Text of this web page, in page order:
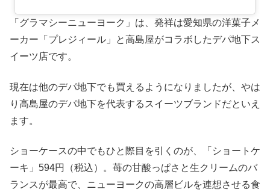
「グラマシーニューヨーク」は、発祥は愛知県の洋菓子メ
ーカー「プレジィール」と高島屋がコラボしたデパ地下ス
イーツ店です。
現在は他のデパ地下でも買えるようになりましたが、やは
り高島屋のデパ地下を代表するスイーツブランドだといえ
ます。
ショーケースの中でもひと際目を引くのが、「ショートケ
ーキ」594円（税込）。苺の甘酸っぱさと生クリームのバ
ランスが最高で、ニューヨークの高層ビルを連想させる食